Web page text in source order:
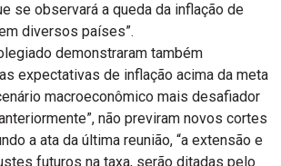
se observará a queda da inflação de
diversos países”.
demonstraram também
expectativas de inflação acima da meta
macroeconômico mais desafiador
não previram novos cortes
a ata da última reunião, “a extensão e
futuros na taxa, serão ditadas pelo